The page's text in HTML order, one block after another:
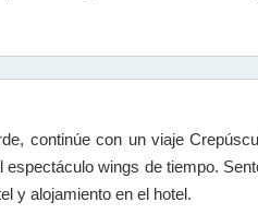
continúe con un viaje
wings de tiempo.
y alojamiento en el hotel.